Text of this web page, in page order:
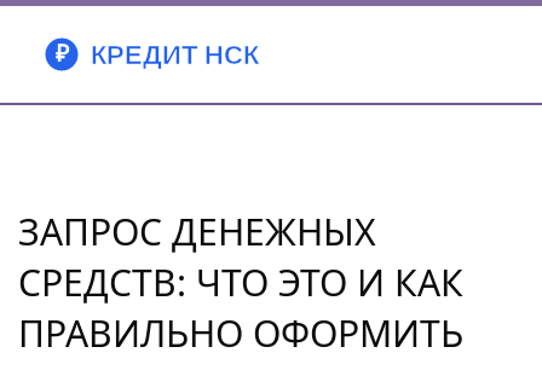
ЗАПРОС ДЕНЕЖНЫХ
СРЕДСТВ: ЧТО ЭТО И КАК
ПРАВИЛЬНО ОФОРМИТЬ